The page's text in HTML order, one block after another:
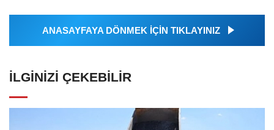
ANASAYFAYA DÖNMEK İÇİN TIKLAYINIZ
İLGINIZI ÇEKEBILIR